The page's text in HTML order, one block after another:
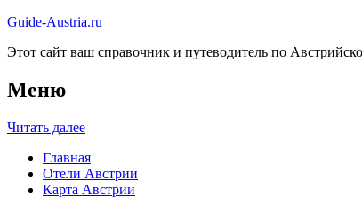
Guide-Austria.ru
Этот сайт ваш справочник и путеводитель по
Меню
Читать далее
Главная
Отели Австрии
Карта Австрии